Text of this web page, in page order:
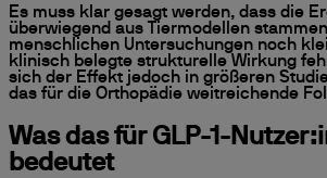
Es muss klar gesagt werden, dass die
überwiegend aus Tiermodellen
menschlichen Untersuchungen noch
klinisch belegte strukturelle Wirkung
sich der Effekt jedoch in größeren
das für die Orthopädie weitreichende
Was das für GLP-1-
bedeutet